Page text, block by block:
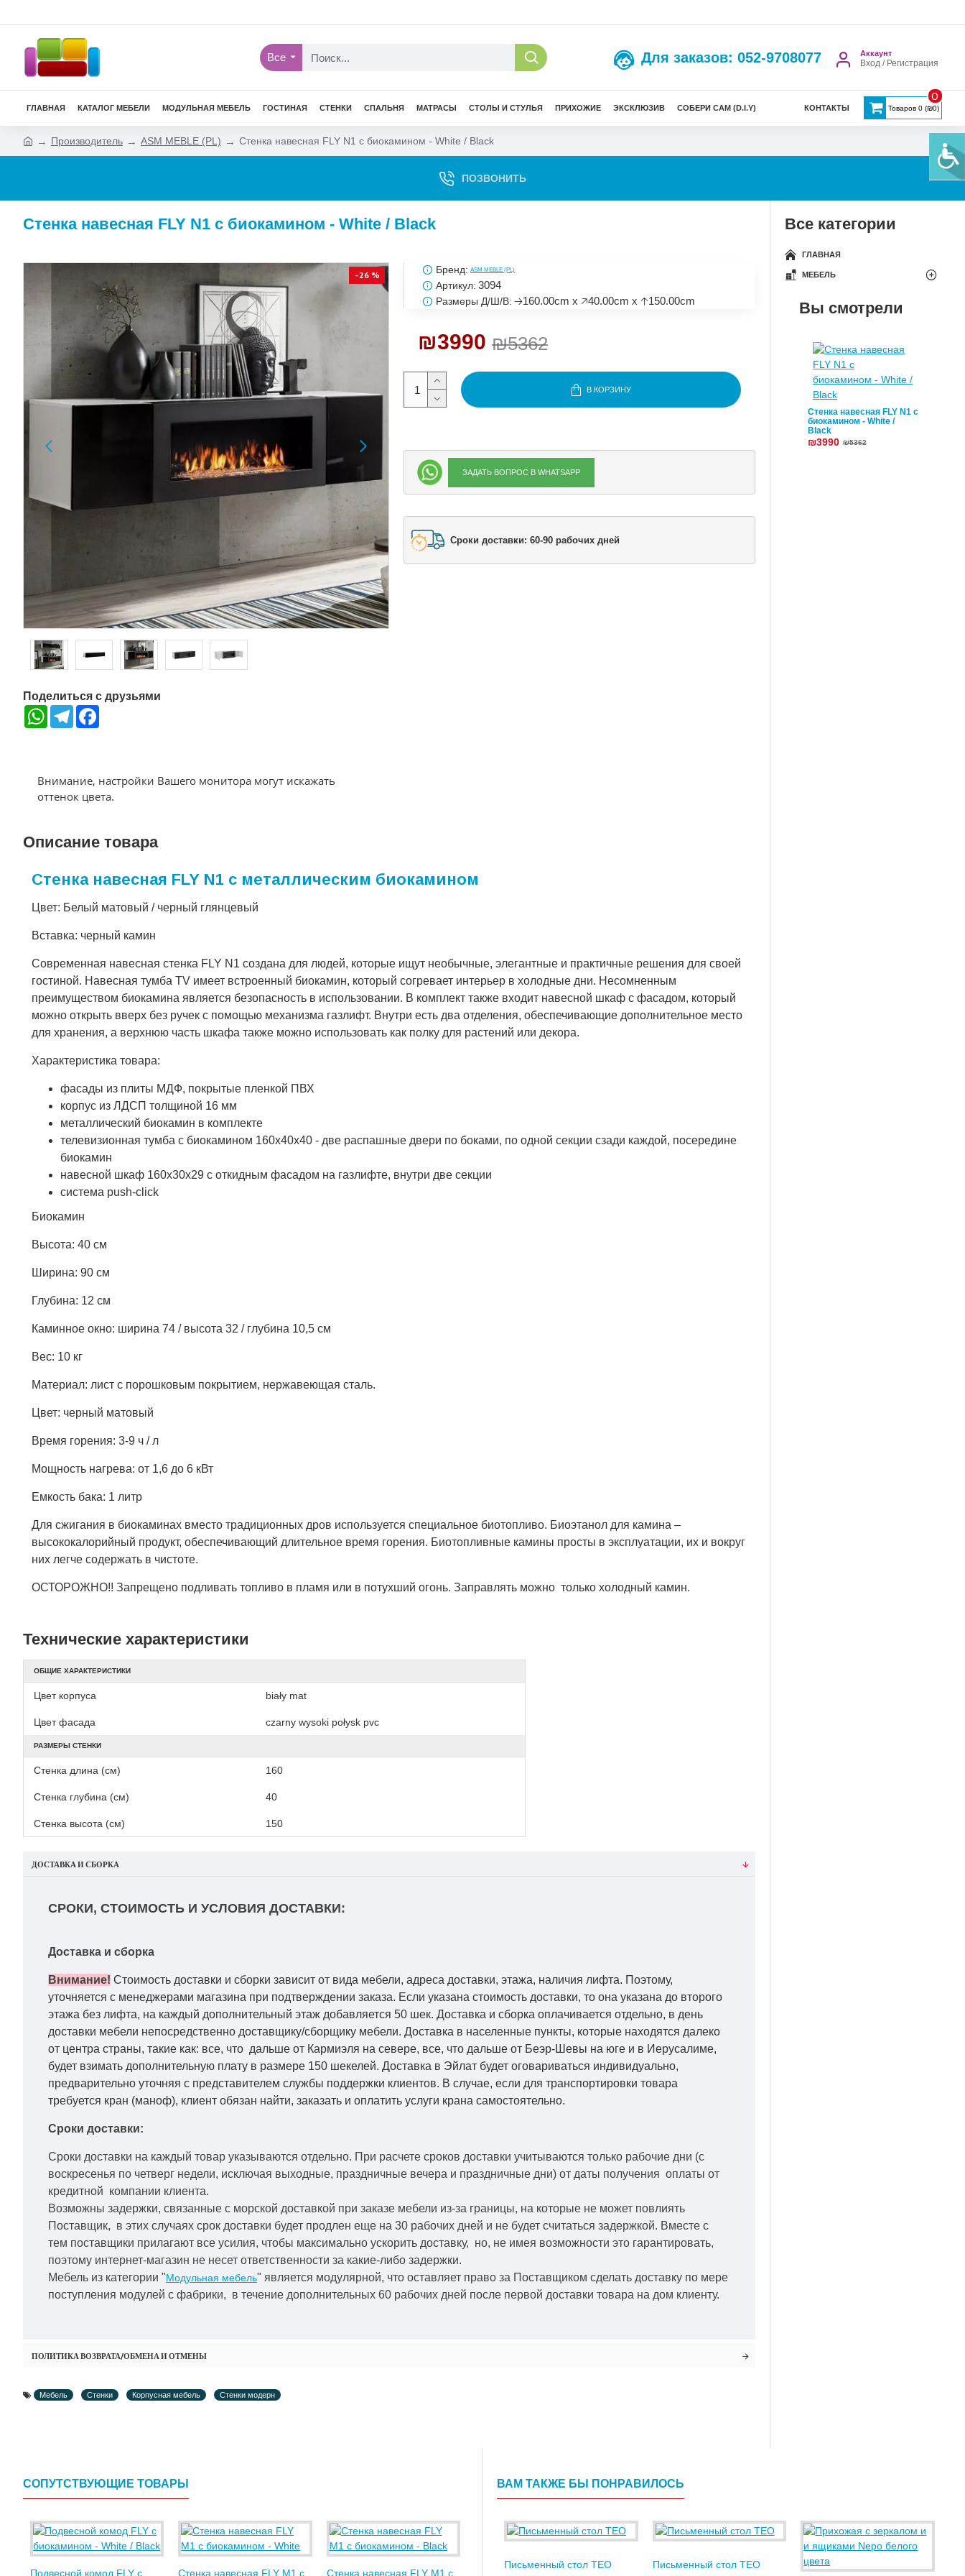
Все Для заказов: 052-9708077 Аккаунт
Вход / Регистрация
ГЛАВНАЯ КАТАЛОГ МЕБЕЛИ МОДУЛЬНАЯ МЕБЕЛЬ ГОСТИНАЯ СТЕНКИ СПАЛЬНЯ МАТРАСЫ СТОЛЫ И СТУЛЬЯ ПРИХОЖИЕ ЭКСКЛЮЗИВ СОБЕРИ САМ (D.I.Y) КОНТАКТЫ Товаров 0 (₪0)
0
Производитель ASM MEBLE (PL) Стенка навесная FLY N1 с биокамином - White / Black
ПОЗВОНИТЬ
Стенка навесная FLY N1 с биокамином - White / Black
-26 %
Поделиться с друзьями
WhatsAppTelegram
Внимание, настройки Вашего монитора могут искажать
оттенок цвета.
₪5362
₪3990
Бренд: ASM MEBLE (PL)
Артикул: 3094
Размеры Д/Ш/В: 🡢160.00cm x 🡥40.00cm x 🡡150.00cm
В КОРЗИНУ
ЗАДАТЬ ВОПРОС В WHATSAPP
Сроки доставки: 60-90 рабочих дней
Описание товара
Стенка навесная FLY N1 с металлическим биокамином
Цвет: Белый матовый / черный глянцевый
Вставка: черный камин
Современная навесная стенка FLY N1 создана для людей, которые ищут необычные, элегантные и практичные решения для своей
гостиной. Навесная тумба TV имеет встроенный биокамин, который согревает интерьер в холодные дни. Несомненным
преимуществом биокамина является безопасность в использовании. В комплект также входит навесной шкаф с фасадом, который
можно открыть вверх без ручек с помощью механизма газлифт. Внутри есть два отделения, обеспечивающие дополнительное место
для хранения, а верхнюю часть шкафа также можно использовать как полку для растений или декора.
Характеристика товара:
фасады из плиты МДФ, покрытые пленкой ПВХ
корпус из ЛДСП толщиной 16 мм
металлический биокамин в комплекте
телевизионная тумба с биокамином 160x40x40 - две распашные двери по боками, по одной секции сзади каждой, посередине
биокамин
навесной шкаф 160х30х29 с откидным фасадом на газлифте, внутри две секции
система push-click
Биокамин
Высота: 40 см
Ширина: 90 см
Глубина: 12 см
Каминное окно: ширина 74 / высота 32 / глубина 10,5 см
Вес: 10 кг
Материал: лист с порошковым покрытием, нержавеющая сталь.
Цвет: черный матовый
Время горения: 3-9 ч / л
Мощность нагрева: от 1,6 до 6 кВт
Емкость бака: 1 литр
Для сжигания в биокаминах вместо традиционных дров используется специальное биотопливо. Биоэтанол для камина –
высококалорийный продукт, обеспечивающий длительное время горения. Биотопливные камины просты в эксплуатации, их и вокруг
них легче содержать в чистоте.
ОСТОРОЖНО!! Запрещено подливать топливо в пламя или в потухший огонь. Заправлять можно только холодный камин.
Технические характеристики
ОБЩИЕ ХАРАКТЕРИСТИКИ
Цвет корпуса biały mat
Цвет фасада czarny wysoki połysk pvc
РАЗМЕРЫ СТЕНКИ
Стенка длина (см) 160
Стенка глубина (см) 40
Стенка высота (см) 150
ДОСТАВКА И СБОРКА
СРОКИ, СТОИМОСТЬ И УСЛОВИЯ ДОСТАВКИ:
Доставка и сборка
Внимание! Стоимость доставки и сборки зависит от вида мебели, адреса доставки, этажа, наличия лифта. Поэтому,
уточняется с менеджерами магазина при подтверждении заказа. Если указана стоимость доставки, то она указана до второго
этажа без лифта, на каждый дополнительный этаж добавляется 50 шек. Доставка и сборка оплачивается отдельно, в день
доставки мебели непосредственно доставщику/сборщику мебели. Доставка в населенные пункты, которые находятся далеко
от центра страны, такие как: все, что дальше от Кармиэля на севере, все, что дальше от Беэр-Шевы на юге и в Иерусалиме,
будет взимать дополнительную плату в размере 150 шекелей. Доставка в Эйлат будет оговариваться индивидуально,
предварительно уточняя с представителем службы поддержки клиентов. В случае, если для транспортировки товара
требуется кран (маноф), клиент обязан найти, заказать и оплатить услуги крана самостоятельно.
Сроки доставки:
Сроки доставки на каждый товар указываются отдельно. При расчете сроков доставки учитываются только рабочие дни (с
воскресенья по четверг недели, исключая выходные, праздничные вечера и праздничные дни) от даты получения оплаты от
кредитной компании клиента.
Возможны задержки, связанные с морской доставкой при заказе мебели из-за границы, на которые не может повлиять
Поставщик, в этих случаях срок доставки будет продлен еще на 30 рабочих дней и не будет считаться задержкой. Вместе с
тем поставщики прилагают все усилия, чтобы максимально ускорить доставку, но, не имея возможности это гарантировать,
поэтому интернет-магазин не несет ответственности за какие-либо задержки.
Мебель из категории "Модульная мебель" является модулярной, что оставляет право за Поставщиком сделать доставку по мере
поступления модулей с фабрики, в течение дополнительных 60 рабочих дней после первой доставки товара на дом клиенту.
ПОЛИТИКА ВОЗВРАТА/ОБМЕНА И ОТМЕНЫ
Мебель Стенки Корпусная мебель Стенки модерн
Все категории
ГЛАВНАЯ
МЕБЕЛЬ
Вы смотрели
Стенка навесная FLY N1 с
биокамином - White /
Black
₪3990 ₪5362
СОПУТСТВУЮЩИЕ ТОВАРЫ
Подвесной комод FLY с Стенка навесная FLY M1 с Стенка навесная FLY M1 с
ВАМ ТАКЖЕ БЫ ПОНРАВИЛОСЬ
Письменный стол TEO Письменный стол TEO